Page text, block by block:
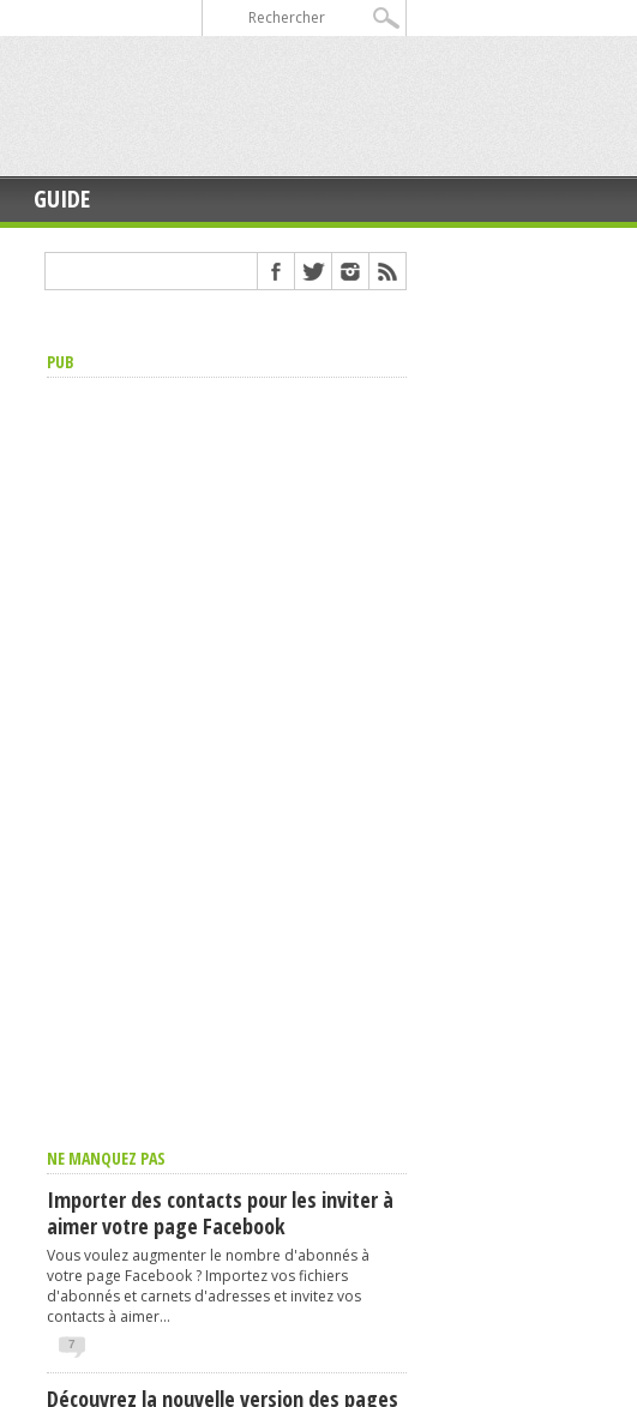
GUIDE
PUB
NE MANQUEZ PAS
Importer des contacts pour les inviter à
aimer votre page Facebook
Vous voulez augmenter le nombre d'abonnés à
votre page Facebook ? Importez vos fichiers
d'abonnés et carnets d'adresses et invitez vos
contacts à aimer...
7
Découvrez la nouvelle version des pages